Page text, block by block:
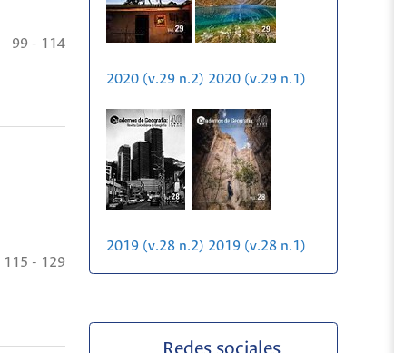
99 - 114
115 - 129
2020 (v.29 n.2) 2020 (v.29 n.1)
2019 (v.28 n.2) 2019 (v.28 n.1)